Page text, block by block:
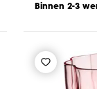
Binnen 2-3